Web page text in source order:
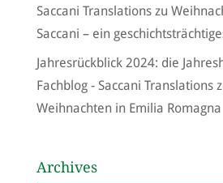
Saccani Translationszu
Saccani – ein
Jahresrückblick 2024: die
Fachblog - Saccani Translations
Weihnachten in Emilia Romagna
Archives